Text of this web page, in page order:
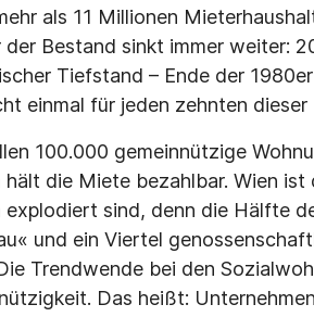
als 11 Millionen
Bestand sinkt immer weiter:
Tiefstand – Ende der
einmal für jeden zehnten dieser
100.000 gemeinnützige
die Miete bezahlbar. Wien
sind, denn die Hälfte
und ein Viertel
Trendwende bei den
Das heißt: